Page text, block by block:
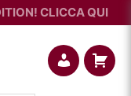
CLICCA QUI